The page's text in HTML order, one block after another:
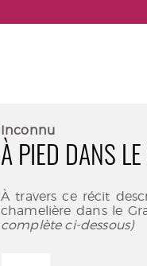
Inconnu
À PIED DANS
À travers ce récit
chamelière dans le
complète ci-dessous)